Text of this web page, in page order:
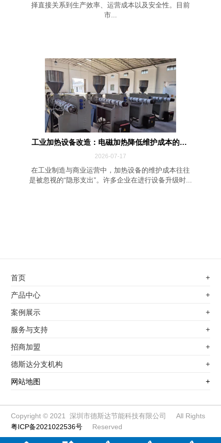
择直接关系到生产效率、运营成本以及安全性。目前
市...
工业加热设备改造：电磁加热降低维护成本的四...
2026-07-17
在工业制造与商业运营中，加热设备的维护成本往往
是被忽视的“隐形支出”。许多企业在进行设备升级时...
首页 +
不锈钢专用电磁加热器
电磁蒸汽发生器
电磁加热棒配件
扩散泵电磁加热器
柜式电磁加热器
电磁锅炉配件
产品中心 +
不锈钢专用电磁加热器
电磁蒸汽发生器
电磁加热棒配件
变频电磁采暖炉
柜式电磁加热器
案例展示 +
最新案例
其他应用
服务与支持 +
服务覆盖网络
服务流程
招商加盟 +
前景分析
加盟条件
加盟流程
德斯达分支机构 +
江信电子机构
网站地图 +
Copyright © 2021 深圳市德斯达节能科技有限公司 All Rights
Reserved
粤ICP备2021022536号